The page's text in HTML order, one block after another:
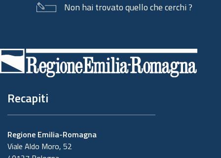
Non hai trovato quello che cerchi ?
di
pagina
Recapiti
Regione Emilia-Romagna
Viale Aldo Moro, 52